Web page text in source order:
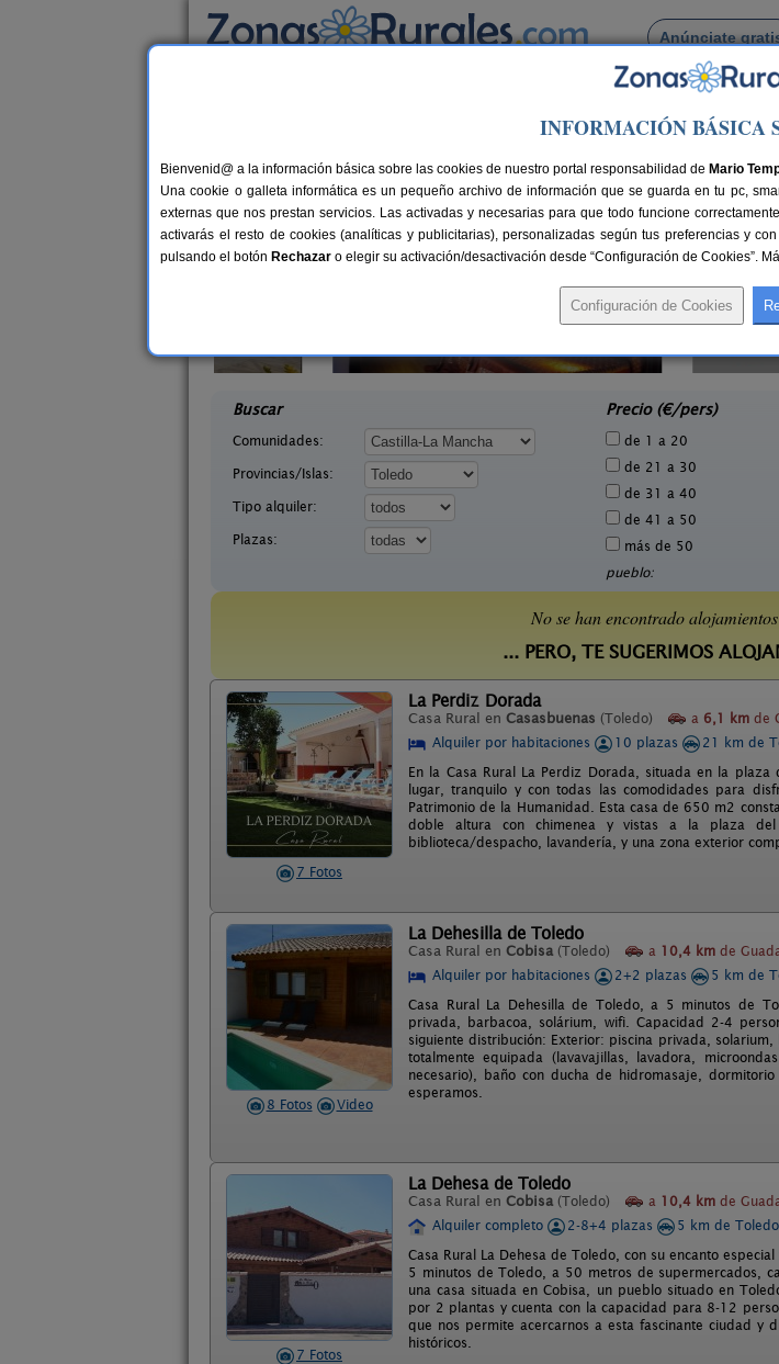
Anúnciate
Busca por pueblo
> Guadamur
Casas Rurales cerca de Guadamur
30 €
Casa Rural Dos
Buscar
Comunidades:
Provincias/Islas:
Tipo alquiler:
Plazas:
Precio (€/pers)
de 1 a 20
de 21 a 30
de 31 a 40
de 41 a 50
más de 50
pueblo:
No se han encontrado
... PERO, TE SUGERIMOS
7 Fotos
La Perdiz Dorada
Casa Rural en Casasbuenas (Toledo) a 6,1 km de
Alquiler por habitaciones
10 plazas 21 km de
En la Casa Rural La Perdiz Dorada, situada en la
lugar, tranquilo y con todas las comodidades para
Patrimonio de la Humanidad. Esta casa de 650 m2
doble altura con chimenea y vistas a la plaza del
biblioteca/despacho, lavandería, y una zona exterior
8 Fotos Video
La Dehesilla de Toledo
Casa Rural en Cobisa (Toledo) a 10,4 km de
Alquiler por habitaciones
2+2 plazas 5 km de
Casa Rural La Dehesilla de Toledo, a 5 minutos de
privada, barbacoa, solárium, wifi. Capacidad 2-4
siguiente distribución: Exterior: piscina privada,
totalmente equipada (lavavajillas, lavadora,
necesario), baño con ducha de hidromasaje,
esperamos.
7 Fotos
La Dehesa de Toledo
Casa Rural en Cobisa (Toledo) a 10,4 km de
Alquiler completo
2-8+4 plazas 5 km de Toledo
Casa Rural La Dehesa de Toledo, con su encanto
5 minutos de Toledo, a 50 metros de supermercados,
una casa situada en Cobisa, un pueblo situado en
por 2 plantas y cuenta con la capacidad para 8-12
que nos permite acercarnos a esta fascinante ciudad y
históricos.
INFORMACIÓN BÁSICA
Bienvenid@ a la información básica sobre las cookies de nuestro portal responsabilidad de Mario
Una cookie o galleta informática es un pequeño archivo de información que se guarda en tu pc,
externas que nos prestan servicios. Las activadas y necesarias para que todo funcione
activarás el resto de cookies (analíticas y publicitarias), personalizadas según tus preferencias y
pulsando el botón Rechazar o elegir su activación/desactivación desde “Configuración de Cookies”.